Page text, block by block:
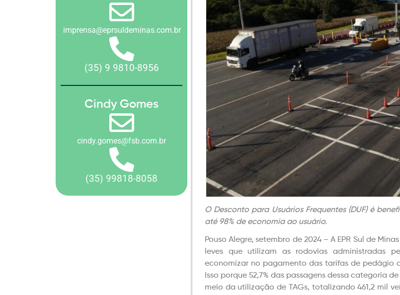
imprensa@eprsuldeminas.com.br
(35) 9 9810-8956
Cindy Gomes
cindy.gomes@fsb.com.br
(35) 99818-8058
O Desconto para Usuários Frequentes (DUF) é
até 98% de economia ao usuário.
Pouso Alegre, setembro de 2024 – A EPR Sul de
leves que utilizam as rodovias administradas
economizar no pagamento das tarifas de pedágio
Isso porque 52,7% das passagens dessa categoria
meio da utilização de TAGs, totalizando 461,2 mil